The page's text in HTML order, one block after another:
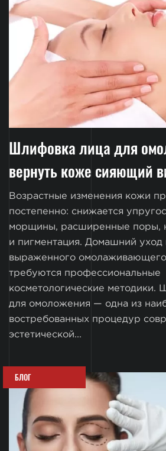
Шлифовка лица для
вернуть коже сияющий
Возрастные изменения кожи
постепенно: снижается
морщины, расширенные поры,
и пигментация. Домашний уход
выраженного
требуются профессиональные
косметологические методики.
для омоложения — одна из
востребованных процедур
эстетической...
БЛОГ